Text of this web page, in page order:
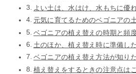
よい土は、水はけ、水もちに優
元気に育てるためのベゴニアの
ベゴニアの植え替えの時期と頻
土のほか、植え替え時に準備し
ベゴニアの植え替え方法が知り
植え替えをするときの注意点は